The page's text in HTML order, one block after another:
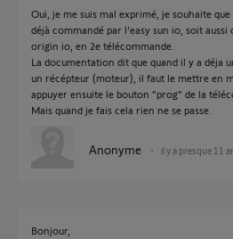
Oui, je me suis mal exprimé, je souhaite
déjà commandé par l'easy sun io, soit
origin io, en 2e télécommande.
La documentation dit que quand il y a déja
un récépteur (moteur), il faut le mettre en
appuyer ensuite le bouton "prog" de la
Mais quand je fais cela rien ne se passe.
Anonyme il y a presque 11
Bonjour,